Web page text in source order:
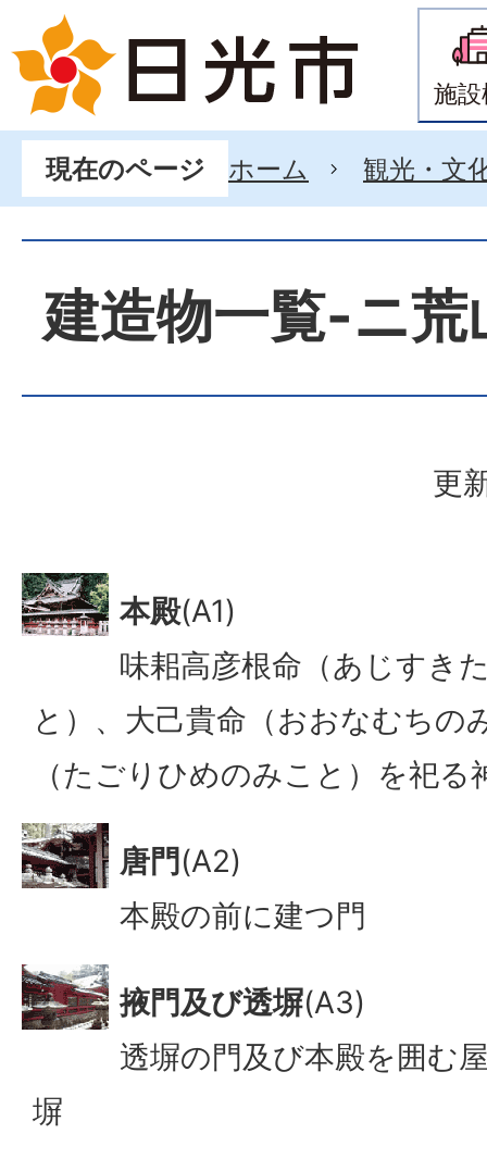
施
現在のページ ホーム 観光・文
建造物一覧-ニ荒
更
本殿(A1)
味耜高彦根命（あじすき
と）、大己貴命（おおなむちの
（たごりひめのみこと）を祀る
唐門 (A2)
本殿の前に建つ門
掖門及び透塀(A3)
透塀の門及び本殿を囲む
塀